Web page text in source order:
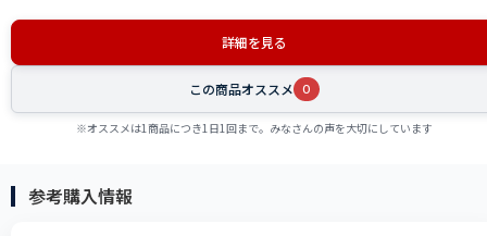
詳細を見る
この商品オススメ 0
※オススメは1商品につき1日1回まで。みなさんの声を大切にしています
参考購入情報